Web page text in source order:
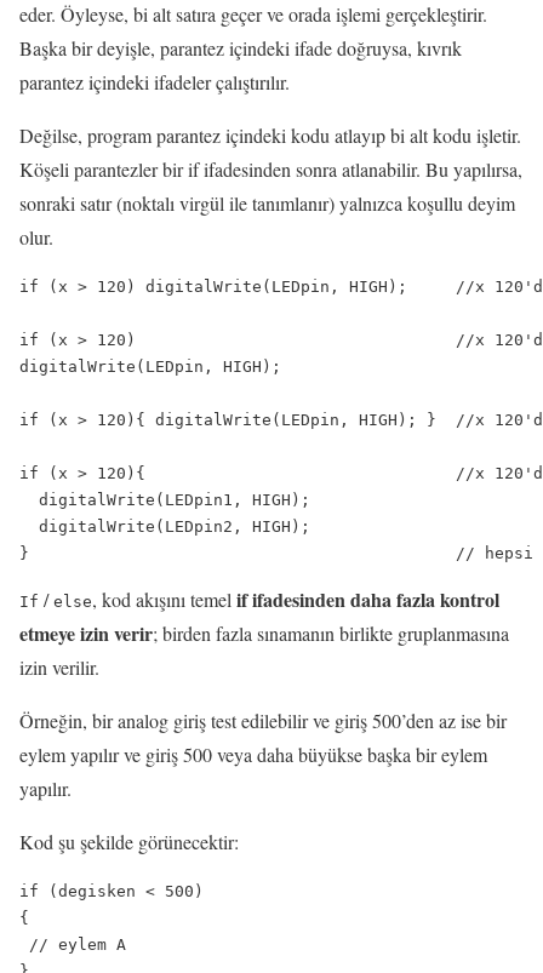
eder. Öyleyse, bi alt satıra geçer ve orada işlemi gerçekleştirir.
Başka bir deyişle, parantez içindeki ifade doğruysa, kıvrık
parantez içindeki ifadeler çalıştırılır.
Değilse, program parantez içindeki kodu atlayıp bi alt koduişletir.
Köşeli parantezler birififadesinden sonra atlanabilir. Bu yapılırsa,
sonraki satır (noktalı virgül ile tanımlanır) yalnızca koşullu deyim
olur.
if (x > 120) digitalWrite(LEDpin, HIGH);     //x
if (x > 120)                                 //x 120'den
digitalWrite(LEDpin, HIGH);
if (x > 120){ digitalWrite(LEDpin, HIGH); }  //x
if (x > 120){                                //x 120'den
  digitalWrite(LEDpin1, HIGH);
  digitalWrite(LEDpin2, HIGH);
If / else, kod akışını temelififadesinden daha fazla kontrol
etmeye izin verir; birden fazla sınamanın birlikte gruplanmasına
izin verilir.
Örneğin, bir analog giriş test edilebilir ve giriş 500’den az ise bir
eylem yapılır ve giriş 500 veya daha büyükse başka bir eylem
yapılır.
Kod şu şekilde görünecektir:
if (degisken < 500)
{
// eylem A